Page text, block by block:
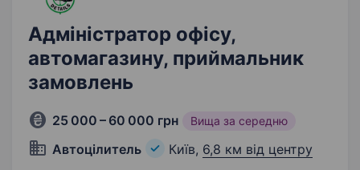
Адміністратор офісу,
автомагазину, приймальник
замовлень
25 000 – 60 000 грн Вища за середню
Автоцілитель Київ, 6,8 км від центру